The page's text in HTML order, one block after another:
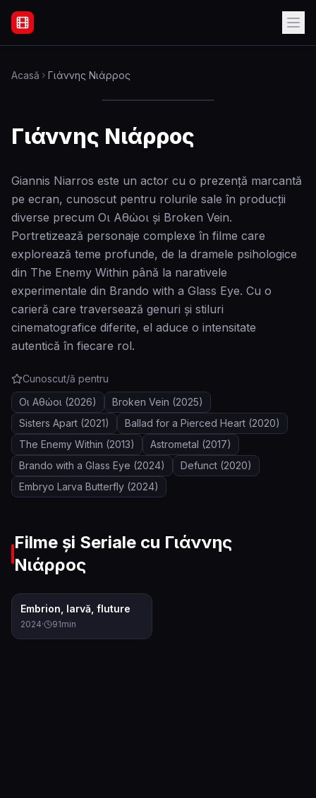
Filme Online Subtitrate - Acasă
Acasă Γιάννης Νιάρρος
Γιάννης Νιάρρος
Giannis Niarros este un actor cu o prezență marcantă
pe ecran, cunoscut pentru rolurile sale în producții
diverse precum Oι Αθώοι și Broken Vein.
Portretizează personaje complexe în filme care
explorează teme profunde, de la dramele psihologice
din The Enemy Within până la narativele
experimentale din Brando with a Glass Eye. Cu o
carieră care traversează genuri și stiluri
cinematografice diferite, el aduce o intensitate
autentică în fiecare rol.
Cunoscut/ă pentru
Οι Αθώοι (2026) Broken Vein (2025)
Sisters Apart (2021) Ballad for a Pierced Heart (2020)
The Enemy Within (2013) Astrometal (2017)
Brando with a Glass Eye (2024) Defunct (2020)
Embryo Larva Butterfly (2024)
Filme și Seriale cu Γιάννης
Νιάρρος
0.0
Embrion, larvă, fluture
2024· 91min